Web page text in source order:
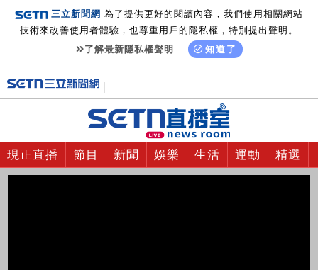
三立新聞網 為了提供更好的閱讀內容，我們使用相關網站
技術來改善使用者體驗，也尊重用戶的隱私權，特別提出聲明。
了解最新隱私權聲明
知道了
現正直播 節目 新聞 娛樂 生活 運動 精選